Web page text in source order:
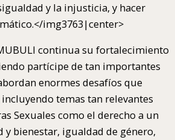
y la injusticia, y hacer
img3763|center>
continua su fortalecimiento
partícipe de tan importantes
enormes desafíos que
temas tan relevantes
Sexuales como el derecho a un
bienestar, igualdad de género,